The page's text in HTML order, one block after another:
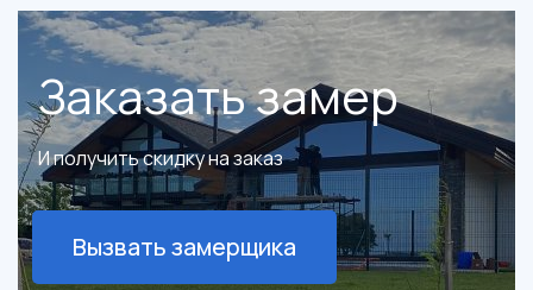
Заказать замер
И получить скидку на заказ
Вызвать замерщика